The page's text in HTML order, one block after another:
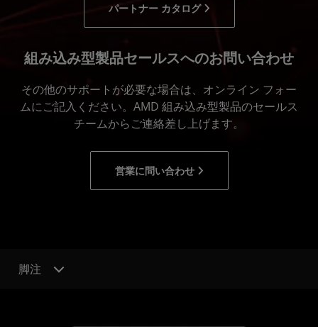
パートナー カタログ
組み込み型製品セールスへのお問い合わせ
その他のサポートが必要な場合は、オンライン フォー
ムにご記入ください。AMD 組み込み型製品のセールス
チームからご連絡差し上げます。
営業に問い合わせ
脚注